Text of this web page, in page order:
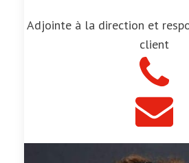
Adjointe à la direction et
client